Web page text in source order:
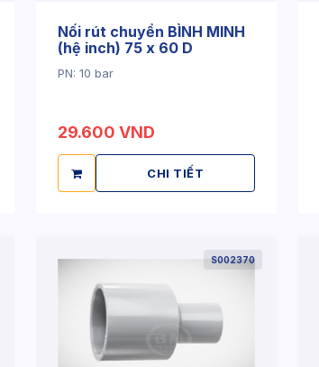
Nối rút chuyển BÌNH MINH
(hệ inch) 75 x 60 D
PN: 10 bar
29.600 VND
CHI TIẾT
S002370